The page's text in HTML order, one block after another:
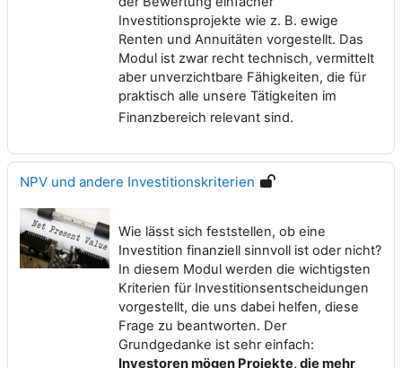
Investitionsprojekte wie z. B. ewige
Renten und Annuitäten vorgestellt. Das
Modul ist zwar recht technisch, vermittelt
aber unverzichtbare Fähigkeiten, die für
praktisch alle unsere Tätigkeiten im
Finanzbereich relevant sind.
NPV und andere Investitionskriterien
Wie lässt sich feststellen, ob eine
Investition finanziell sinnvoll ist oder nicht?
In diesem Modul werden die wichtigsten
Kriterien für Investitionsentscheidungen
vorgestellt, die uns dabei helfen, diese
Frage zu beantworten. Der
Grundgedanke ist sehr einfach:
Investoren mögen Projekte, die mehr